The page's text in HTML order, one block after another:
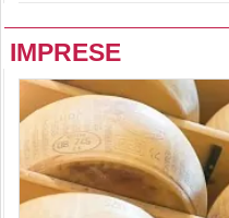
IMPRESE